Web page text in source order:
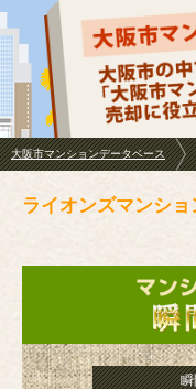
大阪市マンションデータベース
ライオンズマンシ